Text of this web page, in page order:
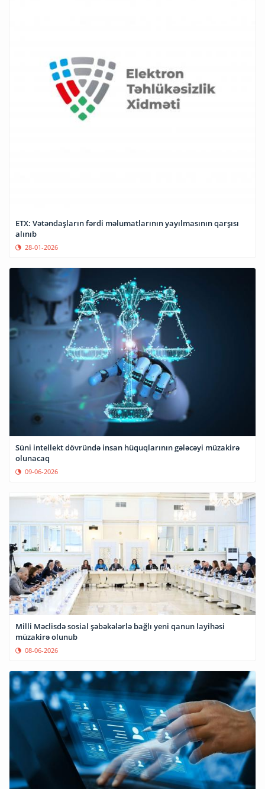
ETX: Vətəndaşların fərdi məlumatlarının yayılmasının qarşısı
alınıb
28-01-2026
Süni intellekt dövründə insan hüquqlarının gələcəyi müzakirə
olunacaq
09-06-2026
Milli Məclisdə sosial şəbəkələrlə bağlı yeni qanun layihəsi
müzakirə olunub
08-06-2026